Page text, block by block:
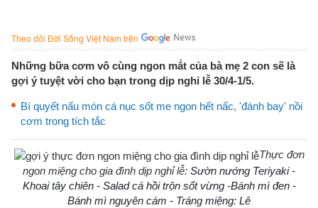
Theo dõi Đời Sống Việt Nam trên
Những bữa cơm vô cùng ngon mắt của bà mẹ 2 con sẽ là
gợi ý tuyệt vời cho bạn trong dịp nghỉ lễ 30/4-1/5.
Bí quyết nấu món cá nục sốt me ngon hết nấc, 'đánh bay' nồi
cơm trong tích tắc
Thực đơn
ngon miệng cho gia đình dịp nghỉ lễ: Sườn nướng Teriyaki -
Khoai tây chiên - Salad cá hồi trộn sốt vừng -Bánh mì đen -
Bánh mì nguyên cám - Tráng miệng: Lê